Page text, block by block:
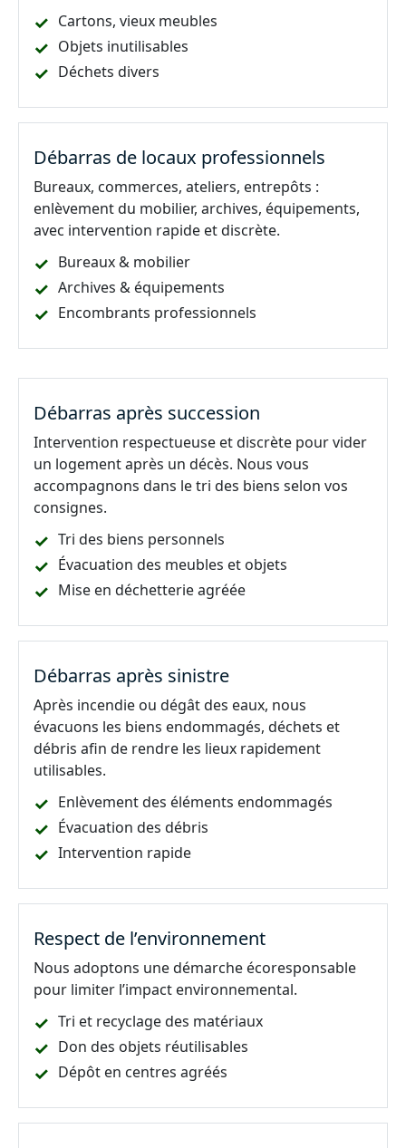
Cartons, vieux meubles
Objets inutilisables
Déchets divers
Débarras de locaux professionnels
Bureaux, commerces, ateliers, entrepôts :
enlèvement du mobilier, archives, équipements,
avec intervention rapide et discrète.
Bureaux & mobilier
Archives & équipements
Encombrants professionnels
Débarras après succession
Intervention respectueuse et discrète pour vider
un logement après un décès. Nous vous
accompagnons dans le tri des biens selon vos
consignes.
Tri des biens personnels
Évacuation des meubles et objets
Mise en déchetterie agréée
Débarras après sinistre
Après incendie ou dégât des eaux, nous
évacuons les biens endommagés, déchets et
débris afin de rendre les lieux rapidement
utilisables.
Enlèvement des éléments endommagés
Évacuation des débris
Intervention rapide
Respect de l’environnement
Nous adoptons une démarche écoresponsable
pour limiter l’impact environnemental.
Tri et recyclage des matériaux
Don des objets réutilisables
Dépôt en centres agréés